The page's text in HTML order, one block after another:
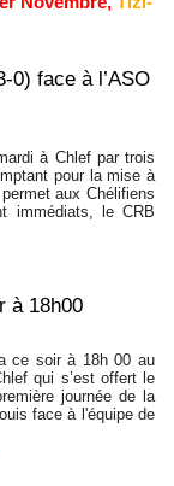
0) face à l’ASO
à Chlef par trois
pour la mise à
aux Chélifiens
immédiats, le CRB
à 18h00
ce soir à 18h 00 au
qui s’est offert le
journée de la
face à l'équipe de